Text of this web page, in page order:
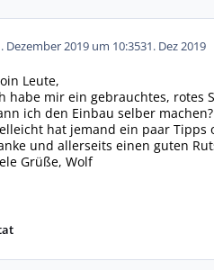
Dezember 2019 um 10:3531. Dez 2019
Leute,
habe mir ein gebrauchtes, rotes
ich den Einbau selber
hat jemand ein paar Tipps
und allerseits einen guten
Grüße, Wolf